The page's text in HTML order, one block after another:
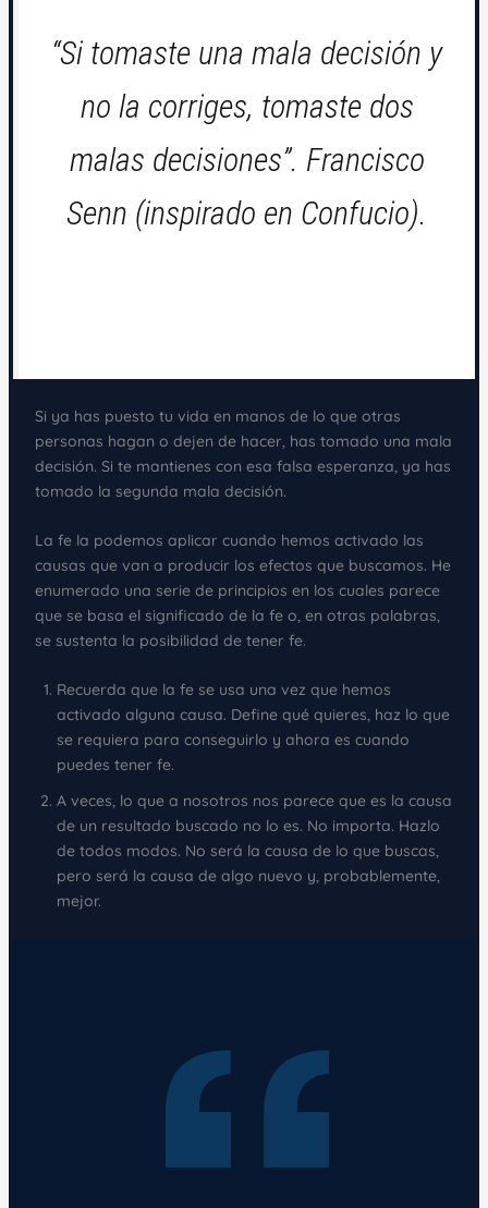
“Si tomaste una mala decisión y
no la corriges, tomaste dos
malas decisiones”. Francisco
Senn (inspirado en Confucio).
Si ya has puesto tu vida en manos de lo que otras
personas hagan o dejen de hacer, has tomado una mala
decisión. Si te mantienes con esa falsa esperanza, ya has
tomado la segunda mala decisión.
La fe la podemos aplicar cuando hemos activado las
causas que van a producir los efectos que buscamos. He
enumerado una serie de principios en los cuales parece
que se basa el significado de la fe o, en otras palabras,
se sustenta la posibilidad de tener fe.
Recuerda que la fe se usa una vez que hemos
activado alguna causa. Define qué quieres, haz lo que
se requiera para conseguirlo y ahora es cuando
puedes tener fe.
A veces, lo que a nosotros nos parece que es la causa
de un resultado buscado no lo es. No importa. Hazlo
de todos modos. No será la causa de lo que buscas,
pero será la causa de algo nuevo y, probablemente,
mejor.